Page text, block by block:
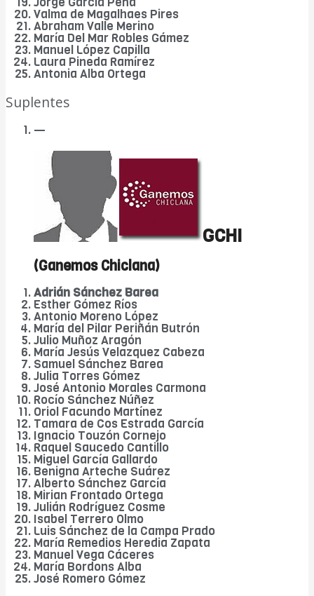
Valma de Magalhaes Pires
Abraham Valle Merino
María Del Mar Robles Gámez
Manuel López Capilla
Laura Pineda Ramírez
Antonia Alba Ortega
Suplentes
—
GCHI
(Ganemos Chiclana)
Adrián Sánchez Barea
Esther Gómez Ríos
Antonio Moreno López
María del Pilar Periñán Butrón
Julio Muñoz Aragón
María Jesús Velazquez Cabeza
Samuel Sánchez Barea
Julia Torres Gómez
José Antonio Morales Carmona
Rocío Sánchez Núñez
Oriol Facundo Martínez
Tamara de Cos Estrada García
Ignacio Touzón Cornejo
Raquel Saucedo Cantillo
Miguel García Gallardo
Benigna Arteche Suárez
Alberto Sánchez García
Mirian Frontado Ortega
Julián Rodríguez Cosme
Isabel Terrero Olmo
Luis Sánchez de la Campa Prado
María Remedios Heredia Zapata
Manuel Vega Cáceres
María Bordons Alba
José Romero Gómez